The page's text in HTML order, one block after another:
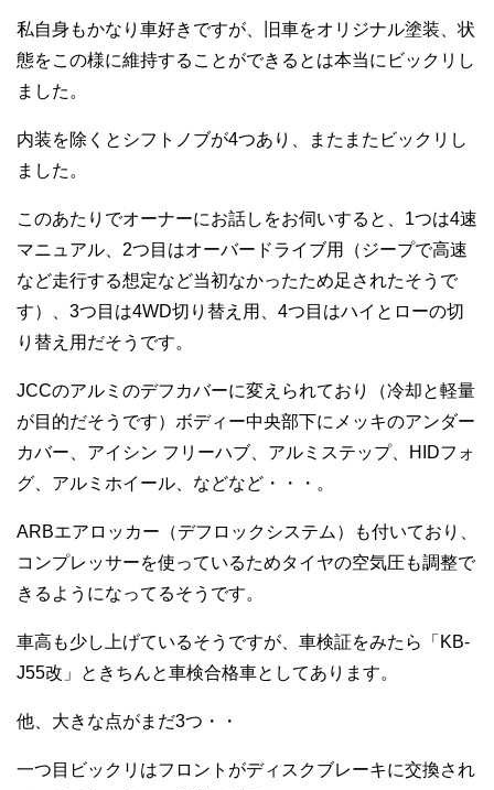
私自身もかなり車好きですが、旧車をオリジナル塗装、状
態をこの様に維持することができるとは本当にビックリし
ました。
内装を除くとシフトノブが4つあり、またまたビックリし
ました。
このあたりでオーナーにお話しをお伺いすると、1つは4速
マニュアル、2つ目はオーバードライブ用（ジープで高速
など走行する想定など当初なかったため足されたそうで
す）、3つ目は4WD切り替え用、4つ目はハイとローの切
り替え用だそうです。
JCCのアルミのデフカバーに変えられており（冷却と軽量
が目的だそうです）ボディー中央部下にメッキのアンダー
カバー、アイシン フリーハブ、アルミステップ、HIDフォ
グ、アルミホイール、などなど・・・。
ARBエアロッカー（デフロックシステム）も付いており、
コンプレッサーを使っているためタイヤの空気圧も調整で
きるようになってるそうです。
車高も少し上げているそうですが、車検証をみたら「KB-
J55改」ときちんと車検合格車としてあります。
他、大きな点がまだ3つ・・
一つ目ビックリはフロントがディスクブレーキに交換され